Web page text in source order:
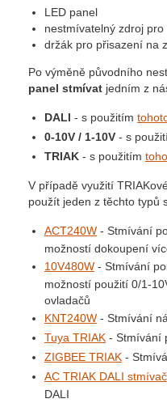
LED panel
nestmívatelný zdroj
držák pro přisazení na
Po výměně původního
panel stmívat jedním z
DALI - s použitím
0-10V / 1-10V - s
TRIAK - s použitím
V případě využití
použít jeden z těchto typů
ACT240W - Stmívání
možností dokoupení
10V480W - Stmívání
možností použití 0/1-
ovladačů
KNT240W - Stmívání
Tuya TRIAK - Stmívání
ZIGBEE TRIAK -
AC TRIAK DALI stmívač
DALI